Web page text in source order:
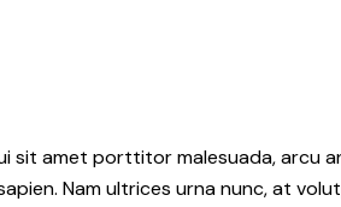
sit amet porttitor malesuada, arcu
Nam ultrices urna nunc, at